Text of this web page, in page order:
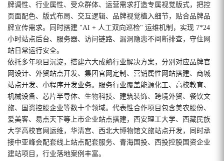
牌调性、行业属性、受众群体、运营需求打造专属视觉版式，把控
页面配色、版式布局、交互逻辑、品牌视觉植入细节，贴合品牌品
牌宣传需求。同时搭建 "AI + 人工双向巡检" 运维机制，实现 7*24
小时站点后台、服务器、访问链路、漏洞隐患不间断排查，守住网
站日常运行安全。
依托多年项目沉淀，搭建六大成熟行业解决方案，分别对应品牌官
网设计、外贸站点开发、集团官网定制、营销属性网站搭建、商城
站点开发、小程序开发业务。服务行业覆盖能源化工、高校教育、
机械设备、芯片半导体、 生物科技、建筑装饰、跨境外贸、餐饮文
旅、国资控股企业等数十个领域。代表性合作项目包含美农股份、
爱美客、易点天下等上市企业站点搭建，西安理工大学、西藏民族
大学高校官网运维，华清宫、西北大博物馆文旅站点开发，同时承
接中亚峰会配套线上站点配套服务、青海国投、西投控股国资企业
建站项目，行业落地案例丰富。